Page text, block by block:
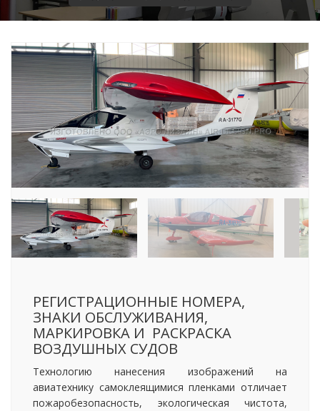
РЕГИСТРАЦИОННЫЕ НОМЕРА,
ЗНАКИ ОБСЛУЖИВАНИЯ,
МАРКИРОВКА И РАСКРАСКА
ВОЗДУШНЫХ СУДОВ
Технологию нанесения изображений на
авиатехнику самоклеящимися пленками отличает
пожаробезопасность, экологическая чистота,